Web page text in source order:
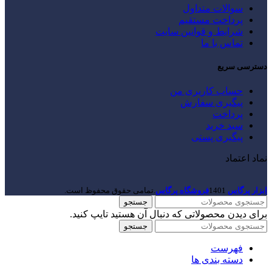
سوالات متداول
پرداخت مستقیم
شرایط و قوانین سایت
تماس با ما
دسترسی سریع
حساب کاربری من
پیگیری سفارش
پرداخت
سبد خرید
پیگیری پستی
نماد اعتماد
ابزار پرگاس 1401فروشگاه پرگاس.تمامی حقوق محفوظ است.
جستجو
برای دیدن محصولاتی که دنبال آن هستید تایپ کنید.
جستجو
فهرست
دسته بندی ها